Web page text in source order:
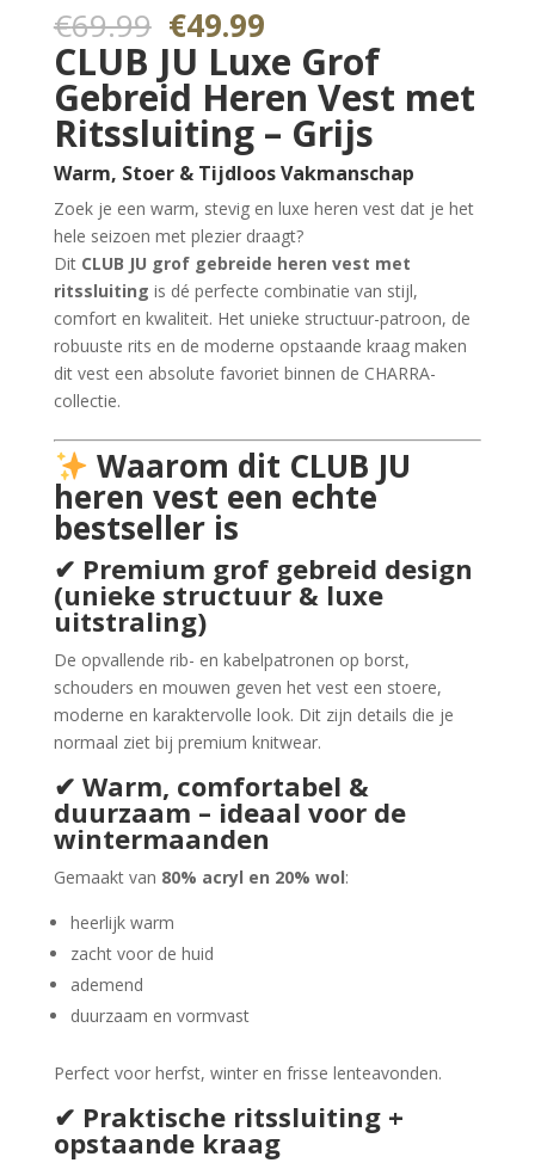
gebaseerd
klantbeoorde
ling
€69.99 Oorspronkelijke
prijs
was:
€69.99.
€49.99Huidige
prijs
is:
€49.99.
CLUB JU Luxe Grof
Gebreid Heren Vest met
Ritssluiting – Grijs
Warm, Stoer & Tijdloos Vakmanschap
Zoek je een warm, stevig en luxe heren vest dat je het
hele seizoen met plezier draagt?
Dit CLUB JU grof gebreide heren vest met
ritssluiting is dé perfecte combinatie van stijl,
comfort en kwaliteit. Het unieke structuur-patroon, de
robuuste rits en de moderne opstaande kraag maken
dit vest een absolute favoriet binnen de CHARRA-
collectie.
Waarom dit CLUB JU
heren vest een echte
bestseller is
✔ Premium grof gebreid design
(unieke structuur & luxe
uitstraling)
De opvallende rib- en kabelpatronen op borst,
schouders en mouwen geven het vest een stoere,
moderne en karaktervolle look. Dit zijn details die je
normaal ziet bij premium knitwear.
✔ Warm, comfortabel &
duurzaam – ideaal voor de
wintermaanden
Gemaakt van 80% acryl en 20% wol:
heerlijk warm
zacht voor de huid
ademend
duurzaam en vormvast
Perfect voor herfst, winter en frisse lenteavonden.
✔ Praktische ritssluiting +
opstaande kraag